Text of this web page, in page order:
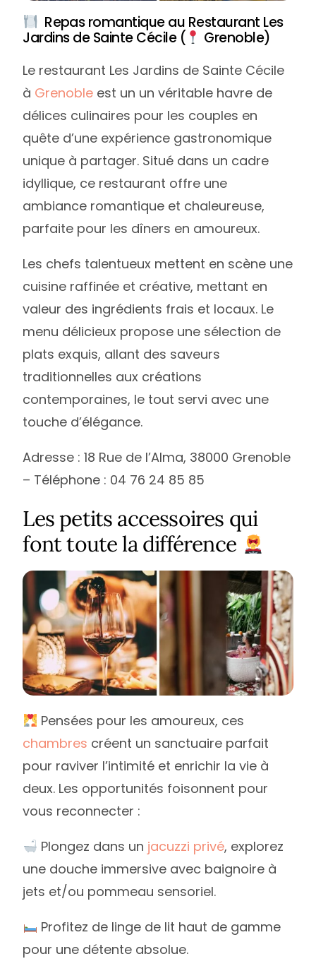
Repas romantique au Restaurant Les
Jardins de Sainte Cécile (
Grenoble)
Le restaurant Les Jardins de Sainte Cécile
à Grenoble est un un véritable havre de
délices culinaires pour les couples en
quête d’une expérience gastronomique
unique à partager. Situé dans un cadre
idyllique, ce restaurant offre une
ambiance romantique et chaleureuse,
parfaite pour les dîners en amoureux.
Les chefs talentueux mettent en scène une
cuisine raffinée et créative, mettant en
valeur des ingrédients frais et locaux. Le
menu délicieux propose une sélection de
plats exquis, allant des saveurs
traditionnelles aux créations
contemporaines, le tout servi avec une
touche d’élégance.
Adresse : 18 Rue de l’Alma, 38000 Grenoble
– Téléphone : 04 76 24 85 85
Les petits accessoires qui
font toute la différence
Pensées pour les amoureux, ces
chambres créent un sanctuaire parfait
pour raviver l’intimité et enrichir la vie à
deux. Les opportunités foisonnent pour
vous reconnecter :
Plongez dans un jacuzzi privé, explorez
une douche immersive avec baignoire à
jets et/ou pommeau sensoriel.
Profitez de linge de lit haut de gamme
pour une détente absolue.